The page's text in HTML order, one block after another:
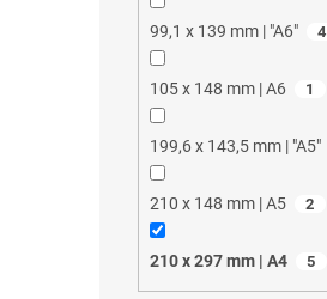
99,1 x 139 mm | "A6" 4
105 x 148 mm | A6 1
199,6 x 143,5 mm | "A5"
210 x 148 mm | A5 2
210 x 297 mm | A4 5